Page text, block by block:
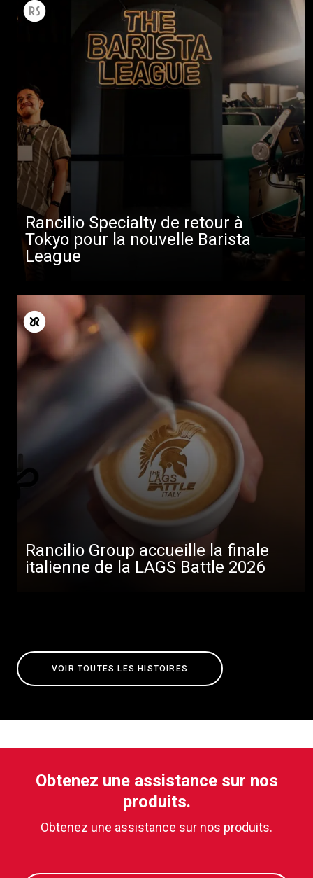
Rancilio Specialty de retour à
Tokyo pour la nouvelle Barista
League
Rancilio Group accueille la finale
italienne de la LAGS Battle 2026
VOIR TOUTES LES HISTOIRES
Obtenez une assistance sur nos
produits.
Obtenez une assistance sur nos produits.